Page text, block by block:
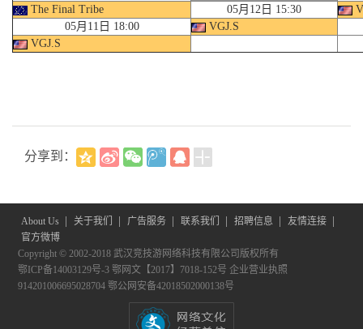
The Final Tribe
05月12日 15:30
05月11日 18:00
VGJ.S
VGJ.S
分享到：
About Us 关于我们 广告服务 联系我们 招聘信息 友情连接
官方微博
Copyright © 2002-2018 武汉竞技游网络科技有限公司版权所有
鄂ICP备14003129号-3 鄂网文【2017】7018-152号 企业营业执照
914201006695028704 鄂公网安备42018502000138号